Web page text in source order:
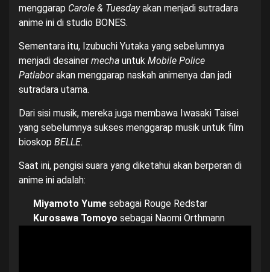
menggarap Carole & Tuesdayakan menjadi sutradara
anime ini di studio BONES.
Sementara itu, Izubuchi Yutaka yang sebelumnya
menjadi desainer mecha untuk Mobile Police
Patlaborakan menggarap naskah animenya dan jadi
sutradara utama.
Dari sisi musik, mereka juga membawa Iwasaki Taisei
yang sebelumnya sukses menggarap musik untuk film
bioskop BELLE.
Saat ini, pengisi suara yang diketahui akan berperan di
anime ini adalah:
Miyamoto Yume sebagai Rouge Redstar
Kurosawa Tomoyo sebagai Naomi Orthmann